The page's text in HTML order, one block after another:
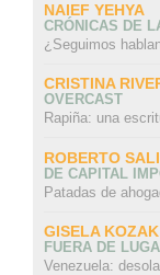
NAIEF YEHYA
CRÓNICAS DE
¿Seguimos
CRISTINA
OVERCAST
Rapiña: una
ROBERTO
DE CAPITAL
Patadas de
GISELA KOZAK
FUERA DE
Venezuela: